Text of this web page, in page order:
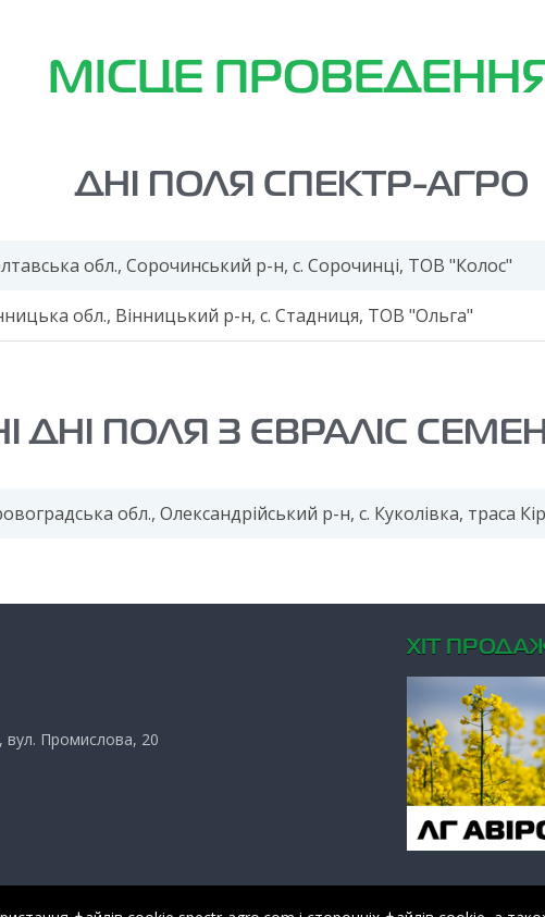
МІСЦЕ
ДНІ ПОЛЯ СПЕКТР-АГРО
обл., Сорочинський р-н, с. Сорочинці, ТОВ "Колос"
обл., Вінницький р-н, с. Стадниця, ТОВ "Ольга"
ДНІ ПОЛЯ З ЄВРАЛІС
обл., Олександрійський р-н, с. Куколівка, траса
вул. Промислова, 20
ХIТ